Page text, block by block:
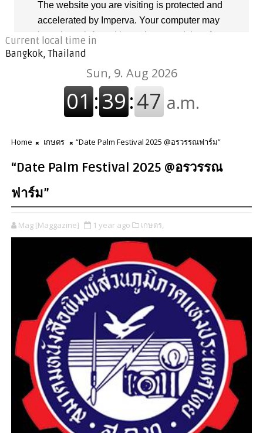
Current local time in
Bangkok, Thailand
Home เกษตร “Date Palm Festival 2025 @อรวรรณฟาร์ม”
“Date Palm Festival 2025 @อรวรรณ
ฟาร์ม”
Mag [Maggazine] 1 year ago เกษตร,